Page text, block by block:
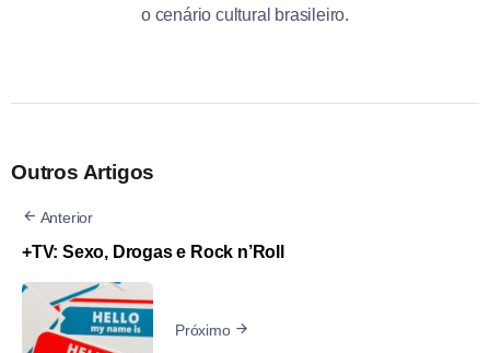
o cenário cultural brasileiro.
Outros Artigos
Anterior
+TV: Sexo, Drogas e Rock n’Roll
Próximo